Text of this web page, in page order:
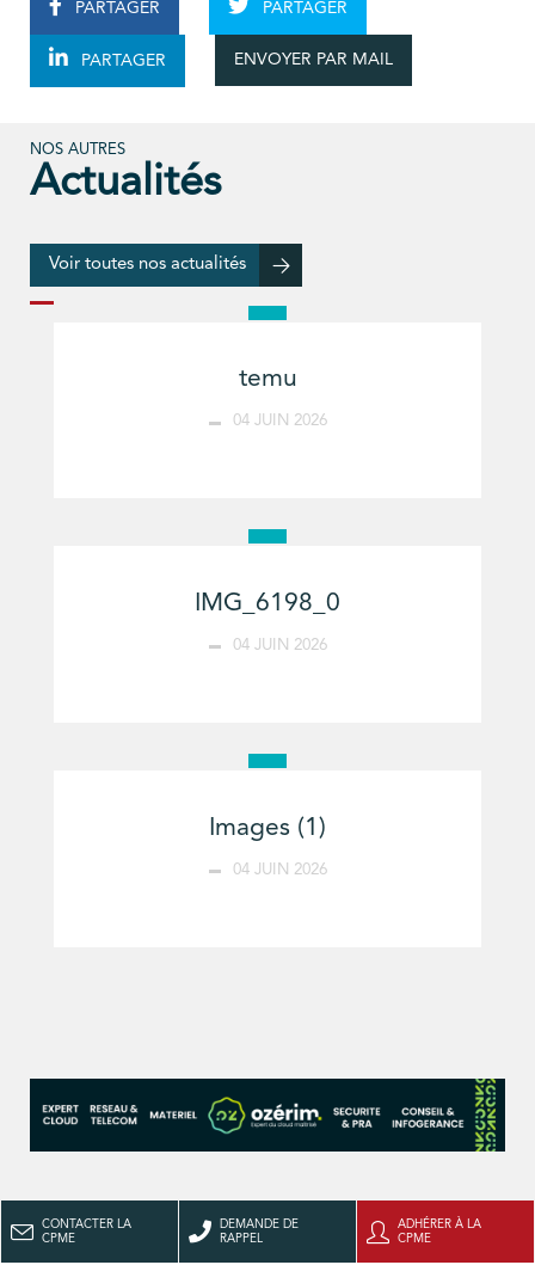
PARTAGER PARTAGER
PARTAGER ENVOYER PAR MAIL
NOS AUTRES
Actualités
Voir toutes nos actualités
temu
04 JUIN 2026
IMG_6198_0
04 JUIN 2026
Images (1)
04 JUIN 2026
CONTACTER LA
CPME
DEMANDE DE
RAPPEL
ADHÉRER À LA
CPME